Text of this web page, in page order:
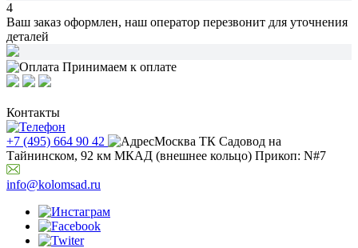
4
Ваш заказ оформлен, наш оператор перезвонит для уточнения
деталей
Принимаем к оплате
Контакты
+7 (495) 664 90 42
Москва ТК Садовод на
Тайнинском, 92 км МКАД (внешнее кольцо) Прикоп: N#7
info@kolomsad.ru